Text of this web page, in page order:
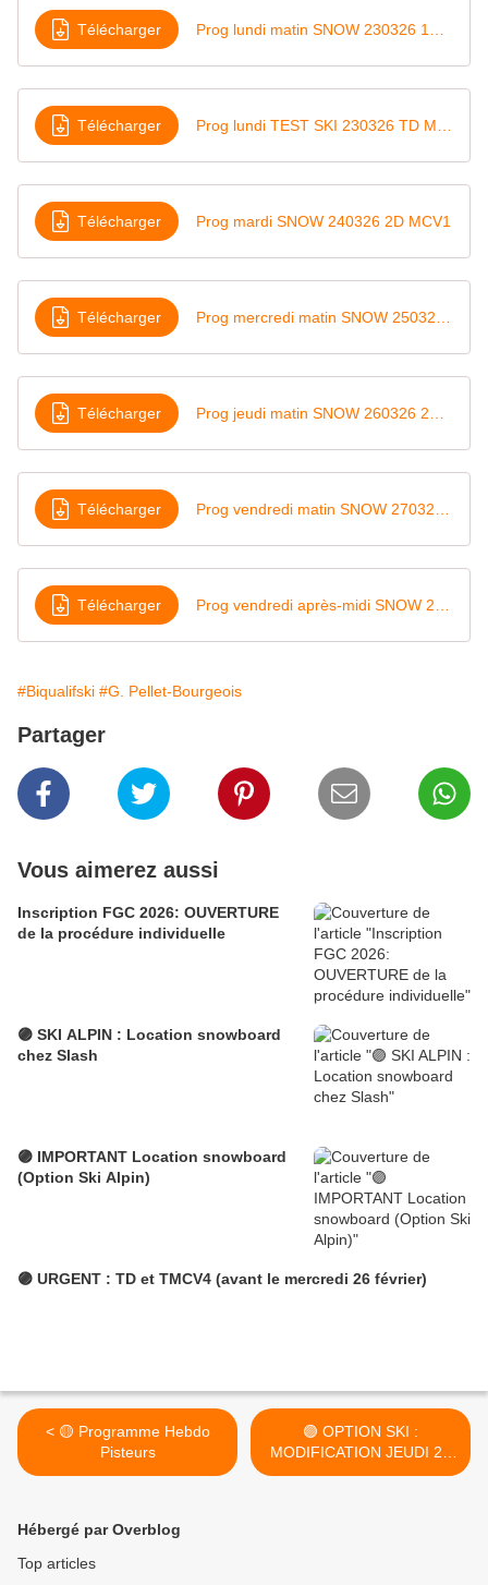
Télécharger
Télécharger
Télécharger Prog mardi SNOW 240326 2D MCV1
Télécharger
Télécharger
Télécharger
Télécharger
#Biqualifski #G. Pellet-Bourgeois
Partager
Vous aimerez aussi
Inscription FGC 2026: OUVERTURE
de la procédure individuelle
🟣 SKI ALPIN : Location snowboard
chez Slash
🟣 IMPORTANT Location snowboard
(Option Ski Alpin)
🟣 URGENT : TD et TMCV4 (avant le mercredi 26 février)
< 🟡 Programme Hebdo
Pisteurs
🟣 OPTION SKI :
MODIFICATION JEUDI 26
et VENDREDI 27 >
Hébergé par Overblog
Top articles